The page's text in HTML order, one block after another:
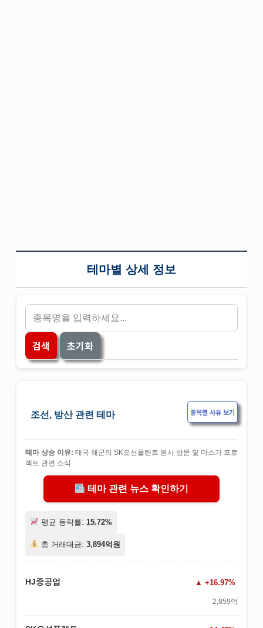
테마별 상세 정보
검색 초기화
조선, 방산 관련 테마 종목별 사유 보기
테마 상승 이유: 태국 해군의 SK오션플랜트 본사 방문 및 마스가 프로
젝트 관련 소식
테마 관련 뉴스 확인하기
평균 등락률: 15.72%
총 거래대금: 3,894억원
HJ중공업 +16.97%
2,859억